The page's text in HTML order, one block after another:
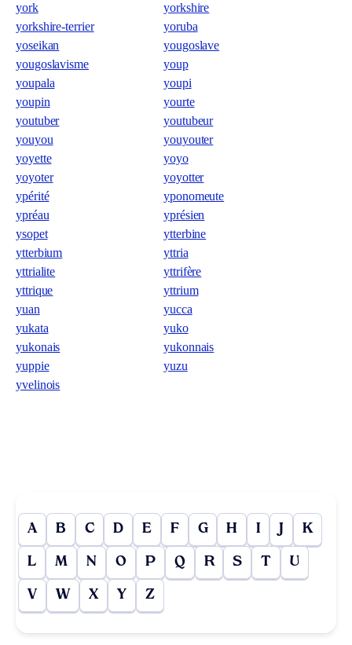
york
yorkshire
yorkshire-terrier
yoruba
yoseikan
yougoslave
yougoslavisme
youp
youpala
youpi
youpin
yourte
youtuber
youtubeur
youyou
youyouter
yoyette
yoyo
yoyoter
yoyotter
ypérité
yponomeute
ypréau
yprésien
ysopet
ytterbine
ytterbium
yttria
yttrialite
yttrifère
yttrique
yttrium
yuan
yucca
yukata
yuko
yukonais
yukonnais
yuppie
yuzu
yvelinois
A B C D E F G H I J K
L M N O P Q R S T U
V W X Y Z